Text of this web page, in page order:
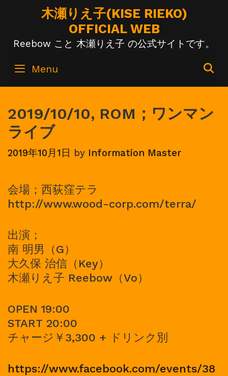
木瀬りえ子(KISE RIEKO)
OFFICIAL WEB
Reebow こと 木瀬りえ子 の公式サイトです。
Menu
2019/10/10, ROM；ワンマン
ライブ
2019年10月1日 by Information Master
会場；西荻窪テラ
http://www.wood-corp.com/terra/
出演；
南 明男（G）
大久保 治信（Key）
木瀬りえ子 Reebow（Vo）
OPEN 19:00
START 20:00
チャージ￥3,300 + ドリンク別
https://www.facebook.com/events/38